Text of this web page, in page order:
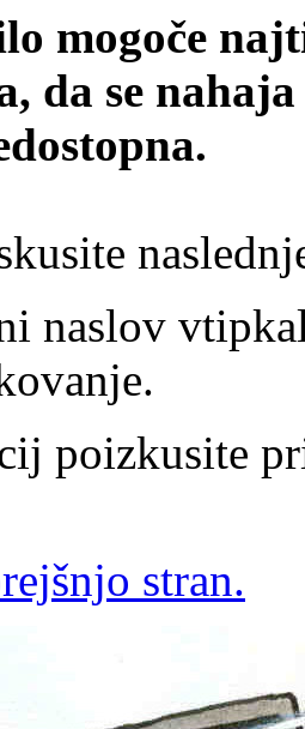
mogoče
da se
naslov
poizkusite
stran.